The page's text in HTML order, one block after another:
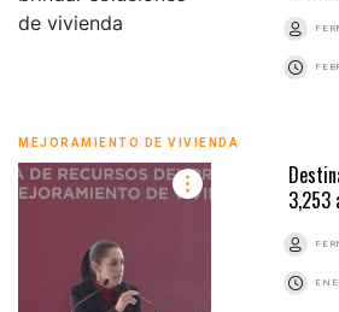
MEJORAMIENTO DE VIVIENDA
3,253